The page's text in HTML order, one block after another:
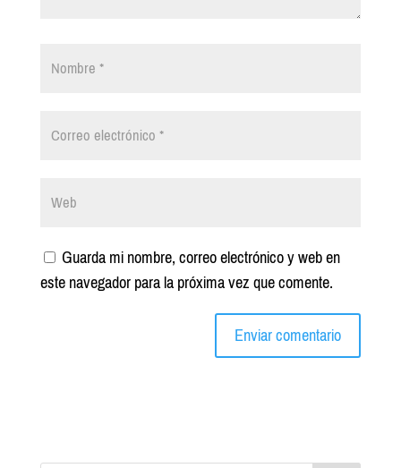
Guarda mi nombre, correo electrónico y web en
este navegador para la próxima vez que comente.